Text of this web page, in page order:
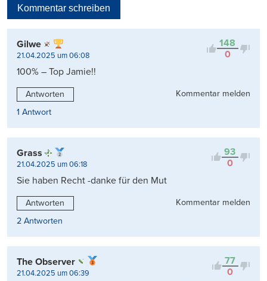
Kontrovers
Kommentar schreiben
148
0
Gilwe
21.04.2025 um 06:08
100% – Top Jamie!!
Antworten
Kommentar melden
1 Antwort
93
0
Grass
21.04.2025 um 06:18
Sie haben Recht -danke für den Mut
Antworten
Kommentar melden
2 Antworten
77
0
The Observer
21.04.2025 um 06:39